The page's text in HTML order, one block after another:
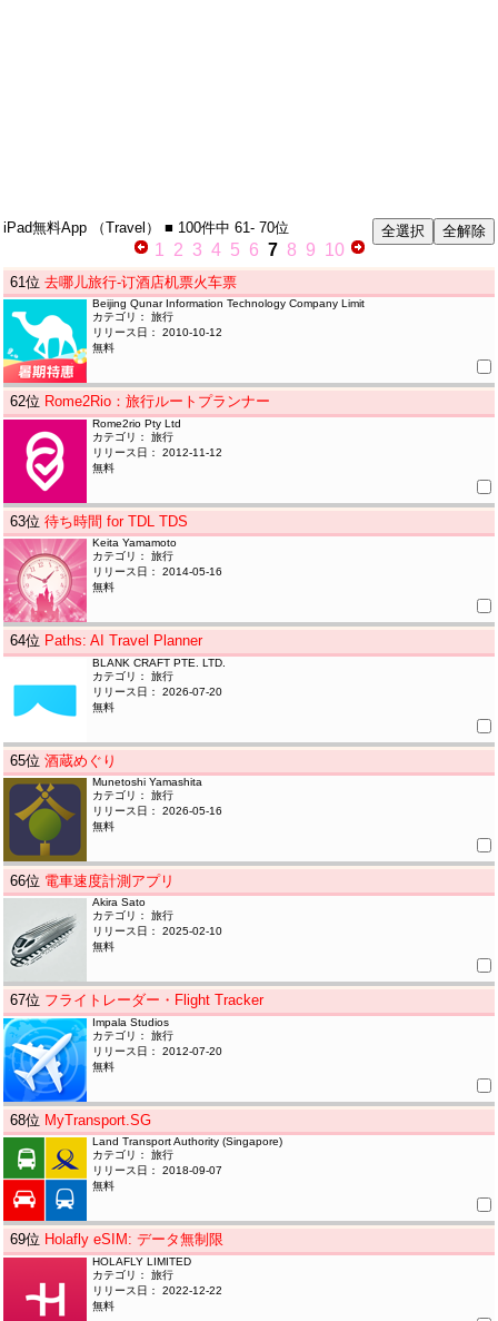
iPad無料App （Travel） ■ 100件中 61- 70位
1 2 3 4 5 6 7 8 9 10
61位去哪儿旅行-订酒店机票火车票
Beijing Qunar Information Technology Company Limit
カテゴリ： 旅行
リリース日： 2010-10-12
無料
62位 Rome2Rio：旅行ルートプランナー
Rome2rio Pty Ltd
カテゴリ： 旅行
リリース日： 2012-11-12
無料
63位待ち時間 for TDL TDS
Keita Yamamoto
カテゴリ： 旅行
リリース日： 2014-05-16
無料
64位 Paths: AI Travel Planner
BLANK CRAFT PTE. LTD.
カテゴリ： 旅行
リリース日： 2026-07-20
無料
65位酒蔵めぐり
Munetoshi Yamashita
カテゴリ： 旅行
リリース日： 2026-05-16
無料
66位 電車速度計測アプリ
Akira Sato
カテゴリ： 旅行
リリース日： 2025-02-10
無料
67位 フライトレーダー・Flight Tracker
Impala Studios
カテゴリ： 旅行
リリース日： 2012-07-20
無料
68位 MyTransport.SG
Land Transport Authority (Singapore)
カテゴリ： 旅行
リリース日： 2018-09-07
無料
69位 Holafly eSIM: データ無制限
HOLAFLY LIMITED
カテゴリ： 旅行
リリース日： 2022-12-22
無料